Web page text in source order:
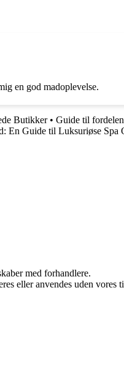
en god madoplevelse.
Butikker• Guide til
En Guide til Luksuriøse Spa
med forhandlere.
eller anvendes uden vores